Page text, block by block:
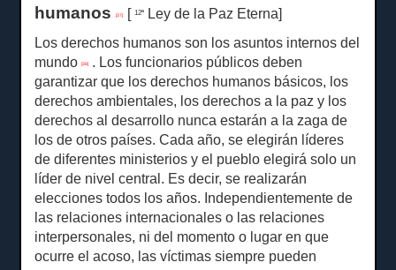
humanos[37] [12ª
Ley de la Paz Eterna]
Los derechos humanos son los asuntos internos del
mundo[38] . Los funcionarios públicos deben
garantizar que los derechos humanos básicos, los
derechos ambientales, los derechos a la paz y los
derechos al desarrollo nunca estarán a la zaga de
los de otros países.Cada año, se elegirán líderes
de diferentes ministerios y el pueblo elegirá solo un
líder de nivel central. Es decir, se realizarán
elecciones todos los años. Independientemente de
las relaciones internacionales o las relaciones
interpersonales, ni del momento o lugar en que
ocurre el acoso, las víctimas siempre pueden